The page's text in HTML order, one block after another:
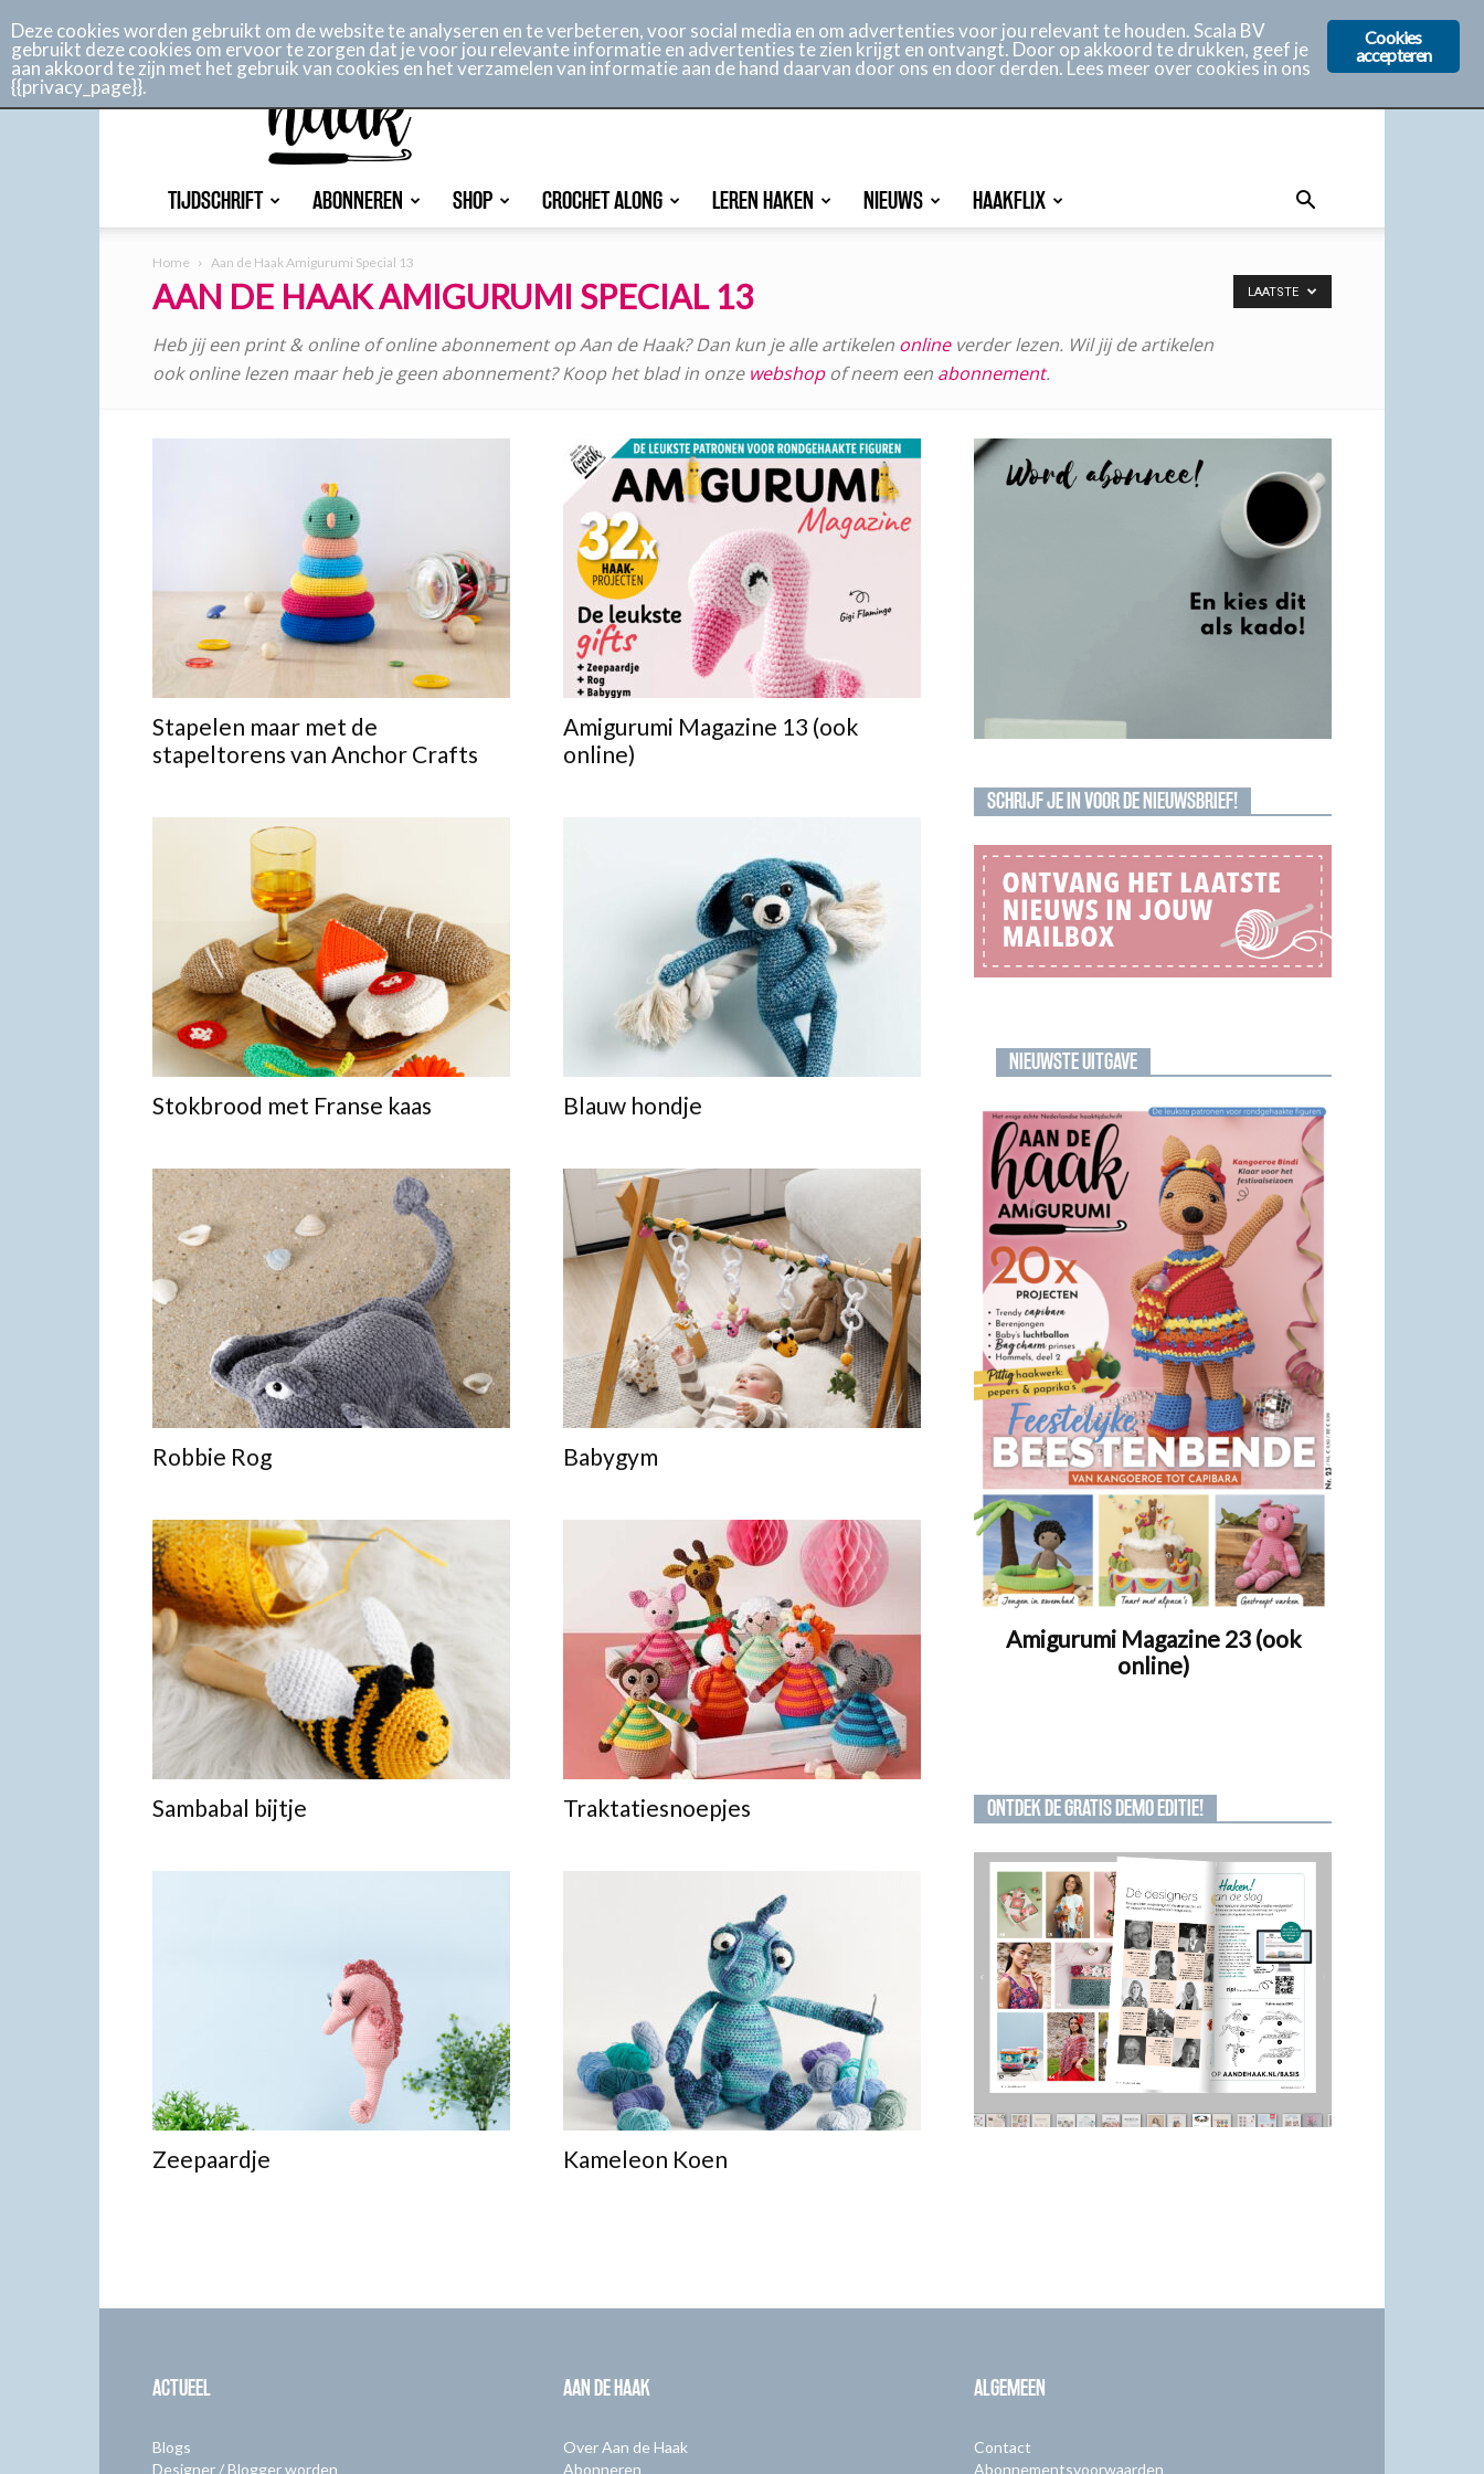
Aan
haak
TIJDSCHRIFT ABONNEREN SHOP CROCHET ALONG LEREN HAKEN NIEUWS HAAKFLIX
Home Aan de Haak Amigurumi Special 13
AAN DE HAAK AMIGURUMI SPECIAL 13
Heb jij een print & online of online abonnement op Aan de Haak? Dan kun je alle artikelen onlineverder lezen. Wil jij de artikelen
ook online lezen maar heb je geen abonnement? Koop het blad in onze webshopof neem een abonnement.
LAATSTE
Stapelen maar met de
stapeltorens van Anchor Crafts
Amigurumi Magazine 13 (ook
online)
Stokbrood met Franse kaas Blauw hondje
Robbie Rog Babygym
Sambabal bijtje Traktatiesnoepjes
Zeepaardje Kameleon Koen
SCHRIJF JE IN VOOR DE NIEUWSBRIEF!
NIEUWSTE UITGAVE
Amigurumi Magazine 23 (ook
online)
ONTDEK DE GRATIS DEMO EDITIE!
ACTUEEL
Blogs
Designer / Blogger worden
AAN DE HAAK
Over Aan de Haak
Abonneren
ALGEMEEN
Contact
Abonnementsvoorwaarden
Cookies
accepteren
Deze cookies worden gebruikt om de website te analyseren en te verbeteren, voor social media en om advertenties voor jou relevant te houden. Scala BV
gebruikt deze cookies om ervoor te zorgen dat je voor jou relevante informatie en advertenties te zien krijgt en ontvangt. Door op akkoord te drukken, geef je
aan akkoord te zijn met het gebruik van cookies en het verzamelen van informatie aan de hand daarvan door ons en door derden. Lees meer over cookies in ons
{{privacy_page}}.